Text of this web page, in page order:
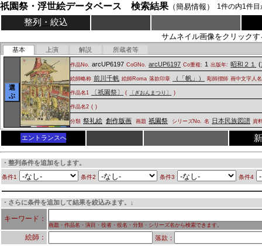
祇園祭・浮世絵データベース 検索結果（簡易情報） 1件の内1件目
整列・絞込
サムネイル画像をクリック
基本 上演 解説 所蔵者等
選
ぶ
作品No. arcUP6197 CoGNo. arcUP6197 Co重複: 1 出版年: 昭和２１ (
絵師略称 前川千帆 絵師Roma 落款印章 （「帆」） 彫師摺師 画中文字人名
作品名1 〔祇園祭〕 ( 〔ぎおんまつり〕 )
作品名2 ( )
分類 祭礼絵 創作版画 画題 祇園祭 シリーズNo. 名 日本民族図譜 資
エントランスへ
・整列条件を追加をします。
条件1 条件2 条件3 条件4
・さらに条件を追加して結果を絞込みます。↓
キーワード：
画題・作品名・演目・役者・役名・分類・シリーズ名から検索できます。
絵師： 落款：